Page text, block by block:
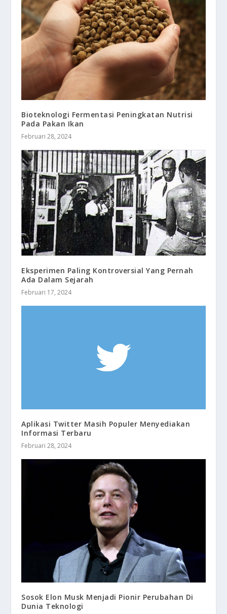
Bioteknologi Fermentasi Peningkatan Nutrisi
Pada Pakan Ikan
Februari 28, 2024
Eksperimen Paling Kontroversial Yang Pernah
Ada Dalam Sejarah
Februari 17, 2024
Aplikasi Twitter Masih Populer Menyediakan
Informasi Terbaru
Februari 28, 2024
Sosok Elon Musk Menjadi Pionir Perubahan Di
Dunia Teknologi